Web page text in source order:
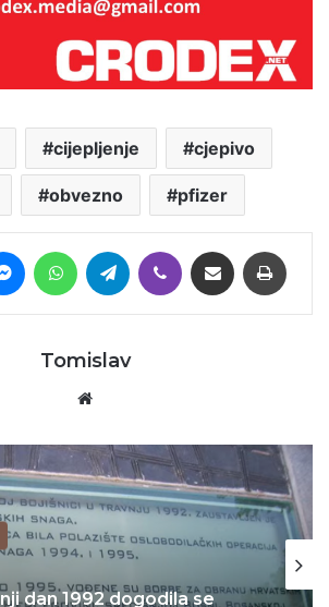
cijepljenje cjepivo
obvezno pfizer
MessengerWhatsAppTelegram Viber Podijeli putem E-maila
Tomislav